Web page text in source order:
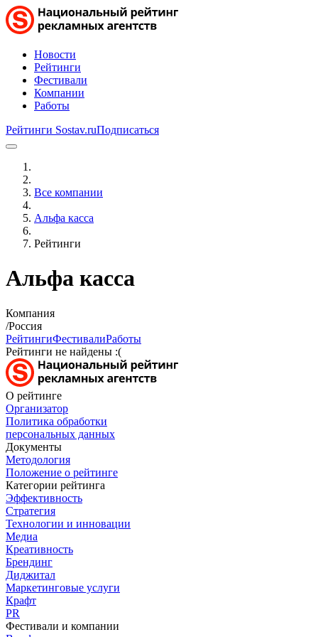
Новости
Рейтинги
Фестивали
Компании
Работы
Рейтинги Sostav.ruПодписаться
Все компании
Альфа касса
Рейтинги
Альфа касса
Компания
/Россия
РейтингиФестивалиРаботы
Рейтинги не найдены :(
О рейтинге
Организатор
Политика обработки
персональных данных
Документы
Методология
Положение о рейтинге
Категории рейтинга
Эффективность
Стратегия
Технологии и инновации
Медиа
Креативность
Брендинг
Диджитал
Маркетинговые услуги
Крафт
PR
Фестивали и компании